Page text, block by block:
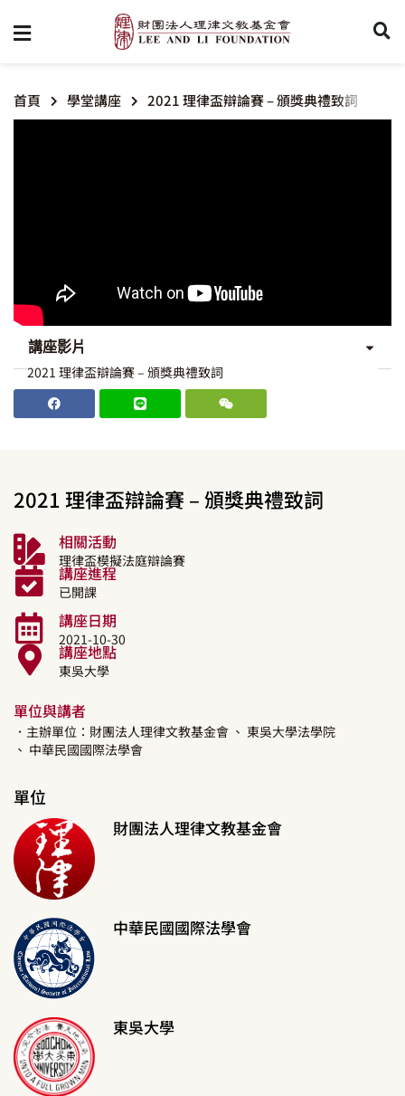
首頁 學堂講座 2021 理律盃辯論賽 – 頒獎典禮致詞
講座影片
2021 理律盃辯論賽 – 頒獎典禮致詞
2021 理律盃辯論賽 – 頒獎典禮致詞
相關活動
理律盃模擬法庭辯論賽
講座進程
已開課
講座日期
2021-10-30
講座地點
東吳大學
單位與講者
．主辦單位：財團法人理律文教基金會 、 東吳大學法學院
、 中華民國國際法學會
單位
財團法人理律文教基金會
中華民國國際法學會
東吳大學